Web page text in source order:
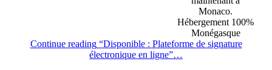
Monaco.
Hébergement 100%
Monégasque
Continue reading“Disponible : Plateforme de signature
électronique en ligne”…